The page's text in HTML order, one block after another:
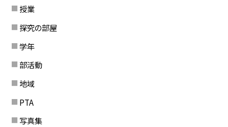
授業
探究の部屋
学年
部活動
地域
PTA
写真集